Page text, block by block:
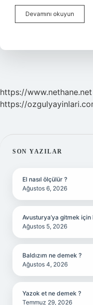
Devamını okuyun
https://www.nethane.net
https://
SIDEBAR
SON YAZILAR
El nasıl ölçülür ?
Ağustos 6, 2026
Avusturya’ya gitmek
Ağustos 5, 2026
Baldızım ne demek ?
Ağustos 4, 2026
Yazok et ne demek ?
Temmuz 29, 2026